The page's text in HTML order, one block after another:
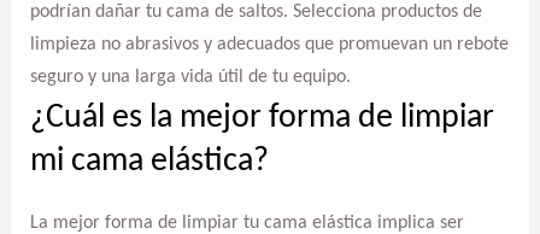
podrían dañar tu cama de saltos. Selecciona productos de
limpieza no abrasivos y adecuados que promuevan un rebote
seguro y una larga vida útil de tu equipo.
¿Cuál es la mejor forma de limpiar
mi cama elástica?
La mejor forma de limpiar tu cama elástica implica ser